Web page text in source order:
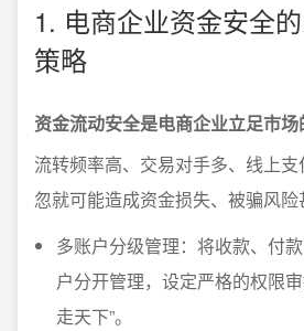
1. 电商企业资金安全
策略
资金流动安全是电商企业立足市场
流转频率高、交易对手多、线上
忽就可能造成资金损失、被骗风险
多账户分级管理：将收款、付
户分开管理，设定严格的权限
走天下”。